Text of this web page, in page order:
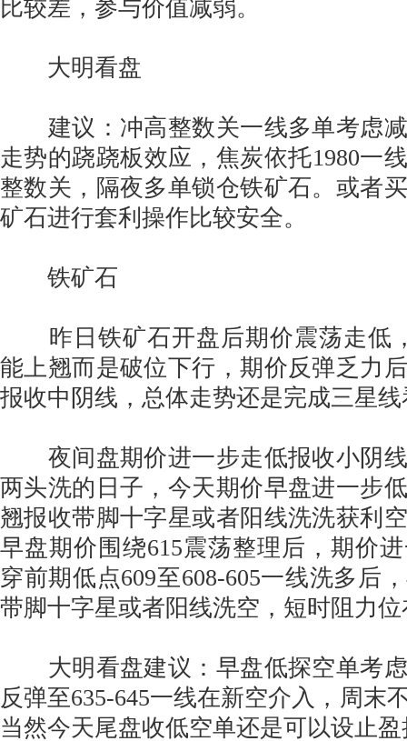
比较差，参与价值减弱。
大明看盘
建议：冲高整数关一线多单考虑减
走势的跷跷板效应，焦炭依托1980一
整数关，隔夜多单锁仓铁矿石。或者
矿石进行套利操作比较安全。
铁矿石
昨日铁矿石开盘后期价震荡走低
能上翘而是破位下行，期价反弹乏力
报收中阴线，总体走势还是完成三星
夜间盘期价进一步走低报收小阴线
两头洗的日子，今天期价早盘进一步
翘报收带脚十字星或者阳线洗洗获利
早盘期价围绕615震荡整理后，期价
穿前期低点609至608-605一线洗多后
带脚十字星或者阳线洗空，短时阻力位
大明看盘建议：早盘低探空单考虑
反弹至635-645一线在新空介入，周末
当然今天尾盘收低空单还是可以设止